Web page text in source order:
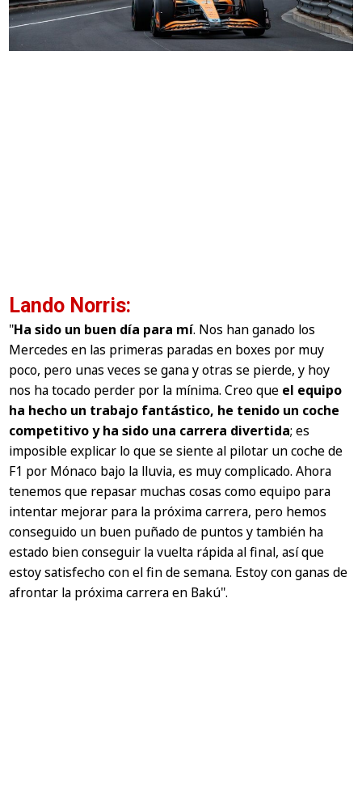
Lando Norris:
"Ha sido un buen día para mí. Nos han ganado los
Mercedes en las primeras paradas en boxes por muy
poco, pero unas veces se gana y otras se pierde, y hoy
nos ha tocado perder por la mínima. Creo que el equipo
ha hecho un trabajo fantástico, he tenido un coche
competitivo y ha sido una carrera divertida; es
imposible explicar lo que se siente al pilotar un coche de
F1 por Mónaco bajo la lluvia, es muy complicado. Ahora
tenemos que repasar muchas cosas como equipo para
intentar mejorar para la próxima carrera, pero hemos
conseguido un buen puñado de puntos y también ha
estado bien conseguir la vuelta rápida al final, así que
estoy satisfecho con el fin de semana. Estoy con ganas de
afrontar la próxima carrera en Bakú".